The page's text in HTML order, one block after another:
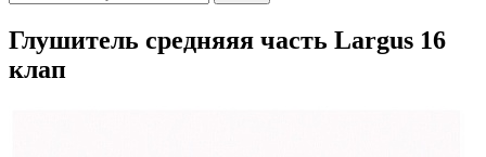
Глушитель средняяя часть Largus 16
клап